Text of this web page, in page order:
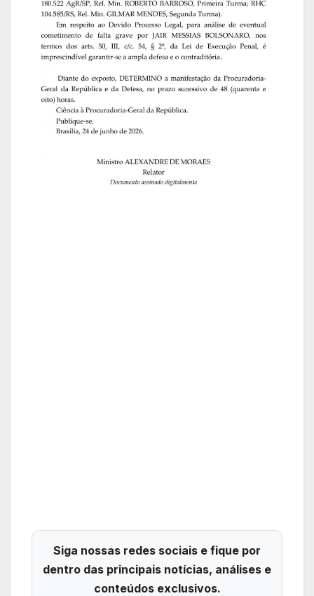
Siga nossas redes sociais e fique por
dentro das principais notícias, análises e
conteúdos exclusivos.